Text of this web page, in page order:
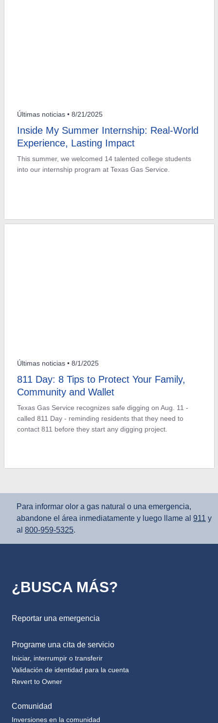
Últimas noticias• 8/21/2025
Inside My Summer Internship: Real-World
Experience, Lasting Impact
This summer, we welcomed 14 talented college students
into our internship program at Texas Gas Service.
Últimas noticias• 8/1/2025
811 Day: 8 Tips to Protect Your Family,
Community and Wallet
Texas Gas Service recognizes safe digging on Aug. 11 -
called 811 Day - reminding residents that they need to
contact 811 before they start any digging project.
Para informar olor a gas natural o una emergencia,
abandone el área inmediatamente y luego llame al 911y
al800‑959‑5325
¿BUSCA MÁS?
Reportar una emergencia
Programe una cita de servicio
Iniciar, interrumpir o transferir
Validación de identidad para la cuenta
Revert to Owner
Comunidad